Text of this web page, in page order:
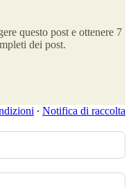
questo post e ottenere 7
dei post.
∙ Notifica di raccolta